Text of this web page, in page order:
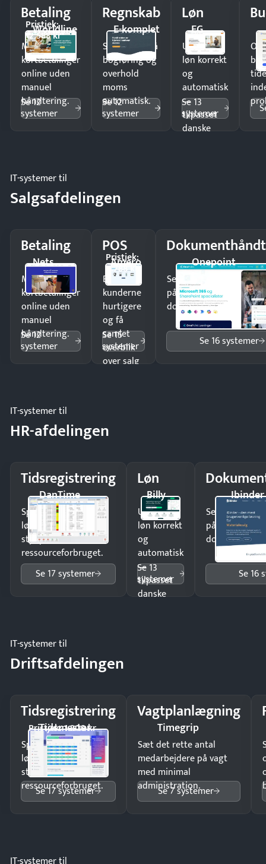
Betaling
Worldline
Pristjek:
12.588 kr
Modtag
kortbetalinger
online uden
manuel
håndtering.
Se 12
systemer
Regnskab
E-komplet
Spar timer på
bogføring og
overhold
moms
automatisk.
Se 12
systemer
Løn
EG
Udbetal
løn korrekt
og
automatisk
—
tilpasset
danske
Se 13
systemer
IT-systemer til
Salgsafdelingen
Betaling
Nets
Modtag
kortbetalinger
online uden
manuel
håndtering.
Se 12
systemer
POS
Amero
Pristjek:
4.788 kr
Ekspedér
kunderne
hurtigere
og få
samlet
overblik
over salg
Se 15
systemer
Onepoint
Send kontrakter til
på minutter og mist
dokumenter.
Se 16 systemer
IT-systemer til
HR-afdelingen
Tidsregistrering
DanTime
Spar tid på
lønberegning og få
styr på
ressourceforbruget.
Se 17 systemer
Løn
Billy
Udbetal
løn korrekt
og
automatisk
—
tilpasset
danske
Se 13
systemer
Ibinder
Send
på minutter
dokumenter.
Se 16
IT-systemer til
Driftsafdelingen
Tidsregistrering
Tidsmester
Pristjek: 1.200 kr
Spar tid på
lønberegning og få
styr på
ressourceforbruget.
Se 17 systemer
Vagtplanlægning
Timegrip
Sæt det rette antal
medarbejdere på vagt
med minimal
administration.
Se 7 systemer